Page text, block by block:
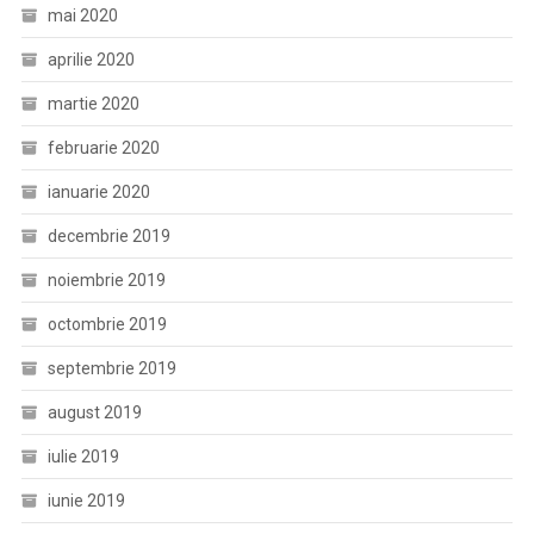
mai 2020
aprilie 2020
martie 2020
februarie 2020
ianuarie 2020
decembrie 2019
noiembrie 2019
octombrie 2019
septembrie 2019
august 2019
iulie 2019
iunie 2019